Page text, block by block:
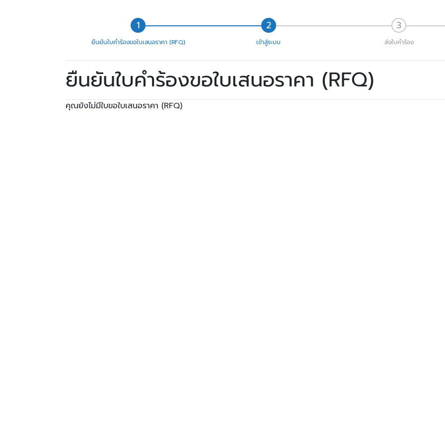
ยืนยันใบคำร้องขอใบเสนอราคา (RFQ) เข้าสู่ระบบ ส่งใบคำร้อง
ยืนยันใบคำร้องขอใบเสนอราคา (RFQ)
คุณยังไม่มีใบขอใบเสนอราคา (RFQ)